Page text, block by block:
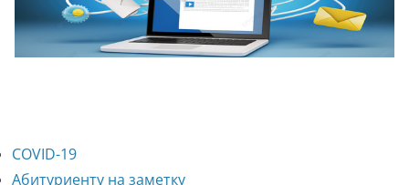
COVID-19
Абитуриенту на заметку